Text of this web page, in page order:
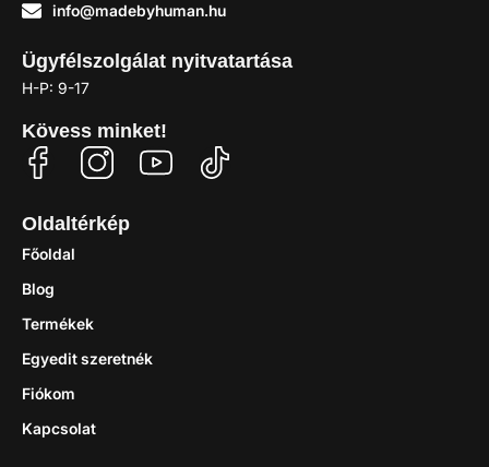
info@madebyhuman.hu
Ügyfélszolgálat nyitvatartása
H-P: 9-17
Kövess minket!
Oldaltérkép
Főoldal
Blog
Termékek
Egyedit szeretnék
Fiókom
Kapcsolat